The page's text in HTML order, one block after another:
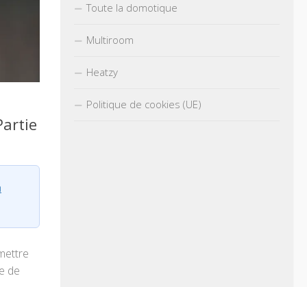
de
Toute la domotique
Multiroom
Heatzy
Politique de cookies (UE)